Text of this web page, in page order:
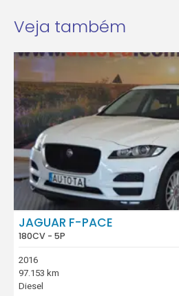
Veja também
JAGUAR F-PACE
180CV - 5P
2016
97.153 km
Diesel